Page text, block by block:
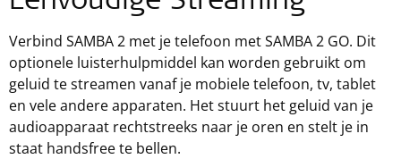
Verbind SAMBA 2 met je telefoon met SAMBA 2 GO. Dit
optionele luisterhulpmiddel kan worden gebruikt om
geluid te streamen vanaf je mobiele telefoon, tv, tablet
en vele andere apparaten. Het stuurt het geluid van je
audioapparaat rechtstreeks naar je oren en stelt je in
staat handsfree te bellen.